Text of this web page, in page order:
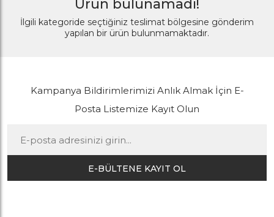
Ürün bulunamadı!
İlgili kategoride seçtiğiniz teslimat bölgesine gönderim
yapılan bir ürün bulunmamaktadır.
Kampanya Bildirimlerimizi Anlık Almak İçin E-
Posta Listemize Kayıt Olun
E-BÜLTENE KAYIT OL